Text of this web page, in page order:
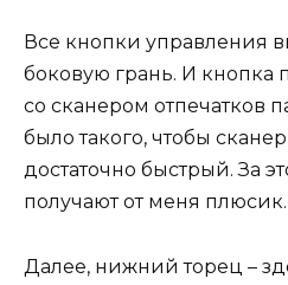
Все кнопки управления
боковую грань. И кнопка
со сканером отпечатков
было такого, чтобы
достаточно быстрый. За
получают от меня плюсик.
Далее, нижний торец –